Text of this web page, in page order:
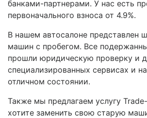
банками-партнерами. У нас есть
первоначального взноса от 4.9%.
В нашем автосалоне представлен
машин с пробегом. Все
прошли юридическую проверку и
специализированных сервисах и
отличном состоянии.
Также мы предлагаем услугу
хотите заменить свою старую